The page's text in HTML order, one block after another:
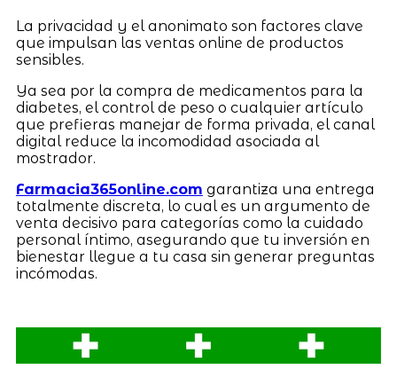
La privacidad y el anonimato son factores clave
que impulsan las ventas online de productos
sensibles.
Ya sea por la compra de medicamentos para la
diabetes, el control de peso o cualquier artículo
que prefieras manejar de forma privada, el canal
digital reduce la incomodidad asociada al
mostrador.
Farmacia365online.com garantiza una entrega
totalmente discreta, lo cual es un argumento de
venta decisivo para categorías como la cuidado
personal íntimo, asegurando que tu inversión en
bienestar llegue a tu casa sin generar preguntas
incómodas.